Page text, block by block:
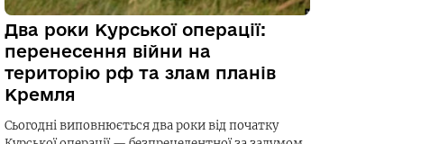
Два роки Курської операції:
перенесення війни на
територію рф та злам планів
Кремля
Сьогодні виповнюється два роки від початку